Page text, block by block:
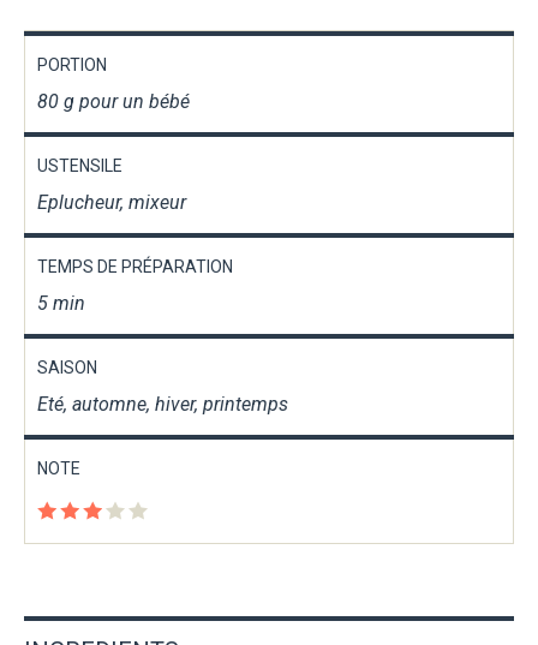
PORTION
80 g pour un bébé
USTENSILE
Eplucheur, mixeur
TEMPS DE PRÉPARATION
5 min
SAISON
Eté, automne, hiver, printemps
NOTE